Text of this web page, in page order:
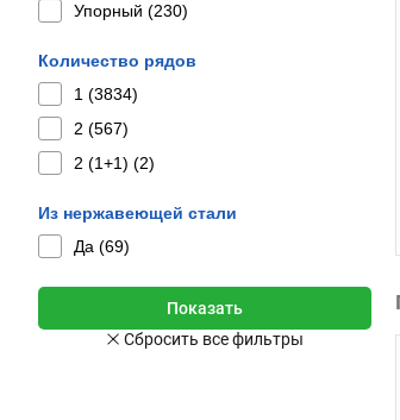
Упорный (230)
Количество рядов
1 (3834)
2 (567)
2 (1+1) (2)
Из нержавеющей стали
Да (69)